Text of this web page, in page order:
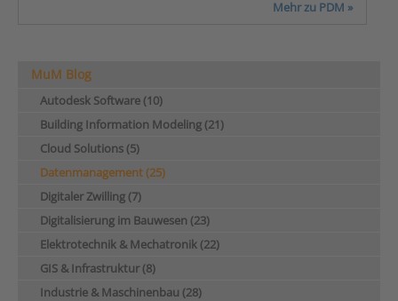
Mehr zu PDM »
MuM Blog
Autodesk Software (10)
Building Information Modeling (21)
Cloud Solutions (5)
Datenmanagement (25)
Digitaler Zwilling (7)
Digitalisierung im Bauwesen (23)
Elektrotechnik & Mechatronik (22)
GIS & Infrastruktur (8)
Industrie & Maschinenbau (28)